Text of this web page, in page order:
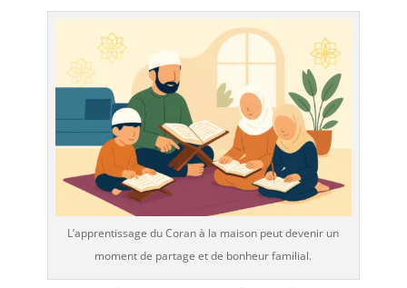
L’apprentissage du Coran à la maison peut devenir un
moment de partage et de bonheur familial.